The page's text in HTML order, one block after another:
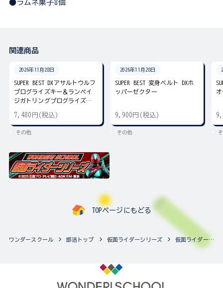
●ラムネ菓子8個
関連商品
2026年11月28日
SUPER BEST DXアサルトウルフ
プログライズキー＆ランペイ
ジガトリングプログライズキ
7,480円(税込)
その他
2026年11月28日
SUPER BEST 変身ベルト DXホ
ッパーゼクター
9,900円(税込)
その他
TOPページにもどる
ワンダースクール 部活トップ 仮面ライダーシリーズ 仮面ライダーシリーズの最新商品一覧